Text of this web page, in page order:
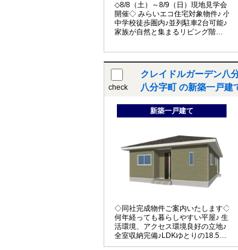
◇8/8（土）～8/9（日）現地見学会
開催◇ みらいエコ住宅対象物件♪ 小
中学校徒歩圏内♪並列駐車2台可能♪
家族が自然と集まるリビング階段♪
check
クレイドルガーデン
八分字町 の新築一戸建
新築一戸建て
◇同社完成物件ご案内いたします◇
何年経っても暮らしやすい平屋♪ 生
活環境、アクセス環境良好の立地♪
全室収納完備♪LDKゆとりの18.5帖
♪